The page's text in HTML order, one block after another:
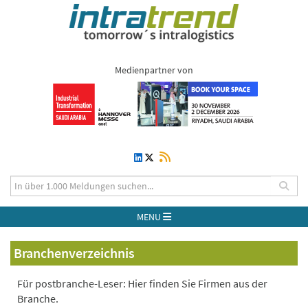
Medienpartner von
MENU
Branchenverzeichnis
Für postbranche-Leser: Hier finden Sie Firmen aus der
Branche.